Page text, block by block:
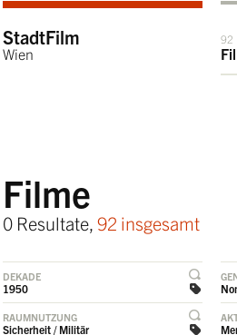
StadtFilm
Wien
92
Filme
0 Resultate, 92 insgesamt
DEKADE
1950
RAUMNUTZUNG
Sicherheit / Militär